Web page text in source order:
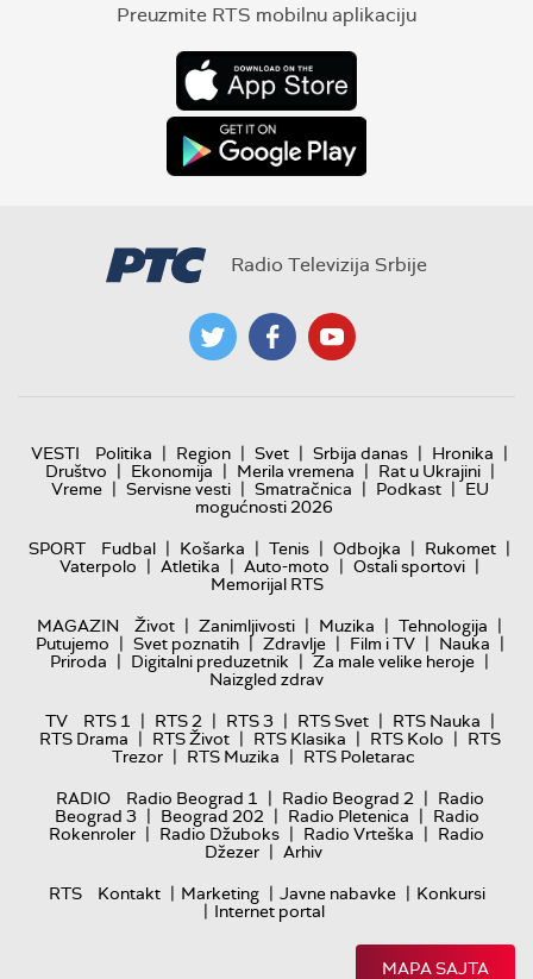
Preuzmite RTS mobilnu aplikaciju
Radio Televizija Srbije
VESTI Politika | Region | Svet | Srbija danas | Hronika |
Društvo | Ekonomija | Merila vremena | Rat u Ukrajini |
Vreme | Servisne vesti | Smatračnica | Podkast | EU
mogućnosti 2026
SPORT
Fudbal | Košarka | Tenis | Odbojka | Rukomet |
Vaterpolo | Atletika | Auto-moto | Ostali sportovi |
Memorijal RTS
MAGAZIN
Život | Zanimljivosti | Muzika | Tehnologija |
Putujemo | Svet poznatih | Zdravlje | Film i TV | Nauka |
Priroda | Digitalni preduzetnik | Za male velike heroje |
Naizgled zdrav
TV
RTS 1 | RTS 2 | RTS 3 | RTS Svet | RTS Nauka |
RTS Drama | RTS Život | RTS Klasika | RTS Kolo | RTS
Trezor | RTS Muzika | RTS Poletarac
RADIO
Radio Beograd 1 | Radio Beograd 2 | Radio
Beograd 3 | Beograd 202 | Radio Pletenica | Radio
Rokenroler | Radio Džuboks | Radio Vrteška | Radio
Džezer | Arhiv
RTS
Kontakt | Marketing | Javne nabavke | Konkursi
| Internet portal
MAPA SAJTA